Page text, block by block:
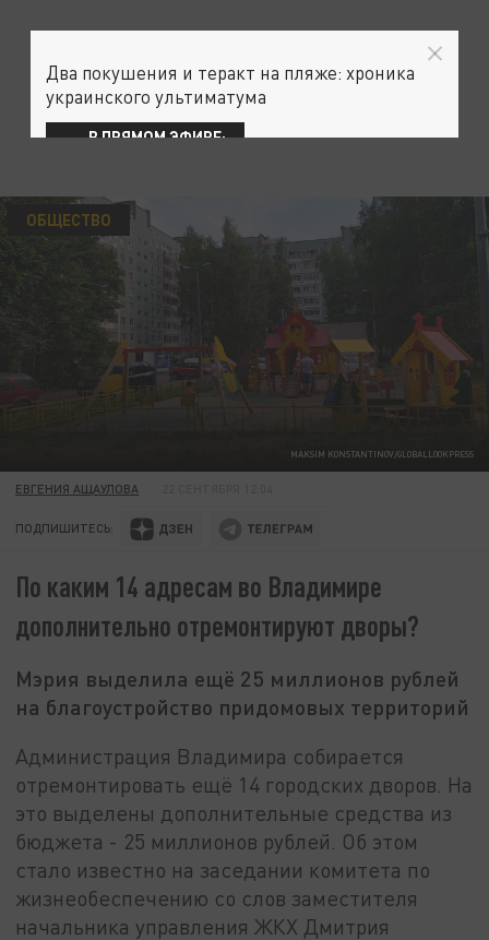
MAKSIM KONSTANTINOV/GLOBALLOOKPRESS
ОБЩЕСТВО
ЕВГЕНИЯ АЩАУЛОВА
ПОДПИШИТЕСЬ:
По каким 14 адресам во Владимире
дополнительно отремонтируют дворы?
Мэрия выделила ещё 25 миллионов рублей
на благоустройство придомовых территорий
Администрация Владимира собирается
отремонтировать ещё 14 городских дворов. На
это выделены дополнительные средства из
бюджета - 25 миллионов рублей. Об этом
стало известно на заседании комитета по
жизнеобеспечению со слов заместителя
начальника управления ЖКХ Дмитрия
Два покушения и теракт на пляже: хроника
украинского ультиматума
В ПРЯМОМ ЭФИРЕ: